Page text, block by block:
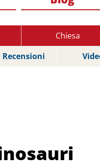
Chiesa
Recensioni